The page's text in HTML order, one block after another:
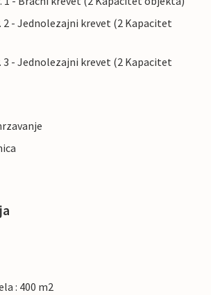
2 - Jednolezajni krevet (2 Kapacitet
3 - Jednolezajni krevet (2 Kapacitet
: 400 m2